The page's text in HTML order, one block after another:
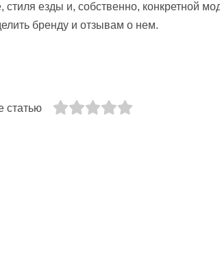
стиля езды и, собственно, конкретной
бренду и отзывам о нем.
статью